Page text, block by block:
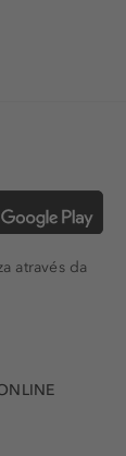
através da